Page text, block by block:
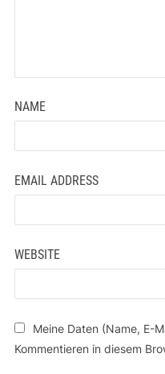
NAME
EMAIL ADDRESS
WEBSITE
Meine Daten (Name, E-
Kommentieren in diesem